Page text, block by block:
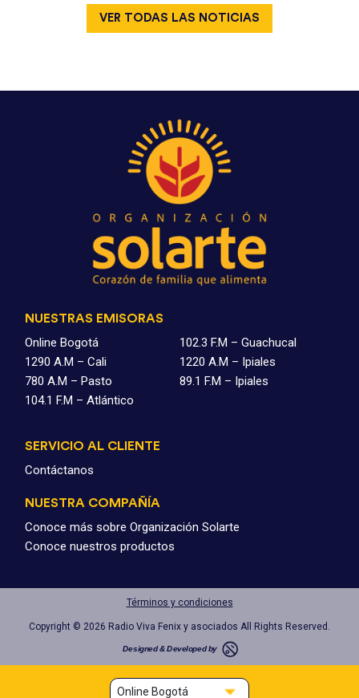
VER TODAS LAS NOTICIAS
NUESTRAS EMISORAS
Online Bogotá
1290 A.M – Cali
780 A.M – Pasto
104.1 F.M – Atlántico
102.3 F.M – Guachucal
1220 A.M – Ipiales
89.1 F.M – Ipiales
SERVICIO AL CLIENTE
Contáctanos
NUESTRA COMPAÑÍA
Conoce más sobre Organización Solarte
Conoce nuestros productos
Términos y condiciones
Copyright © 2026 Radio Viva Fenix y asociados All Rights Reserved.